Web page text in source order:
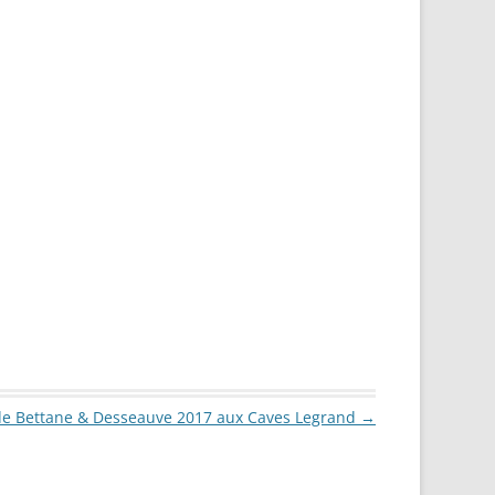
Bettane & Desseauve 2017 aux Caves Legrand →